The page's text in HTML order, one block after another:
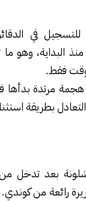
في
وهو ما
وقت فقط.
مرتدة
بطريقة
بعد تدخل من
رائعة من